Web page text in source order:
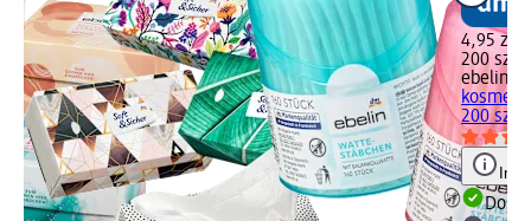
4,95 zł
200 szt.
ebelin
200 szt.